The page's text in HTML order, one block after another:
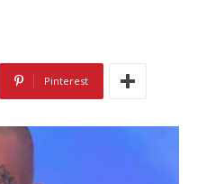
Pinterest